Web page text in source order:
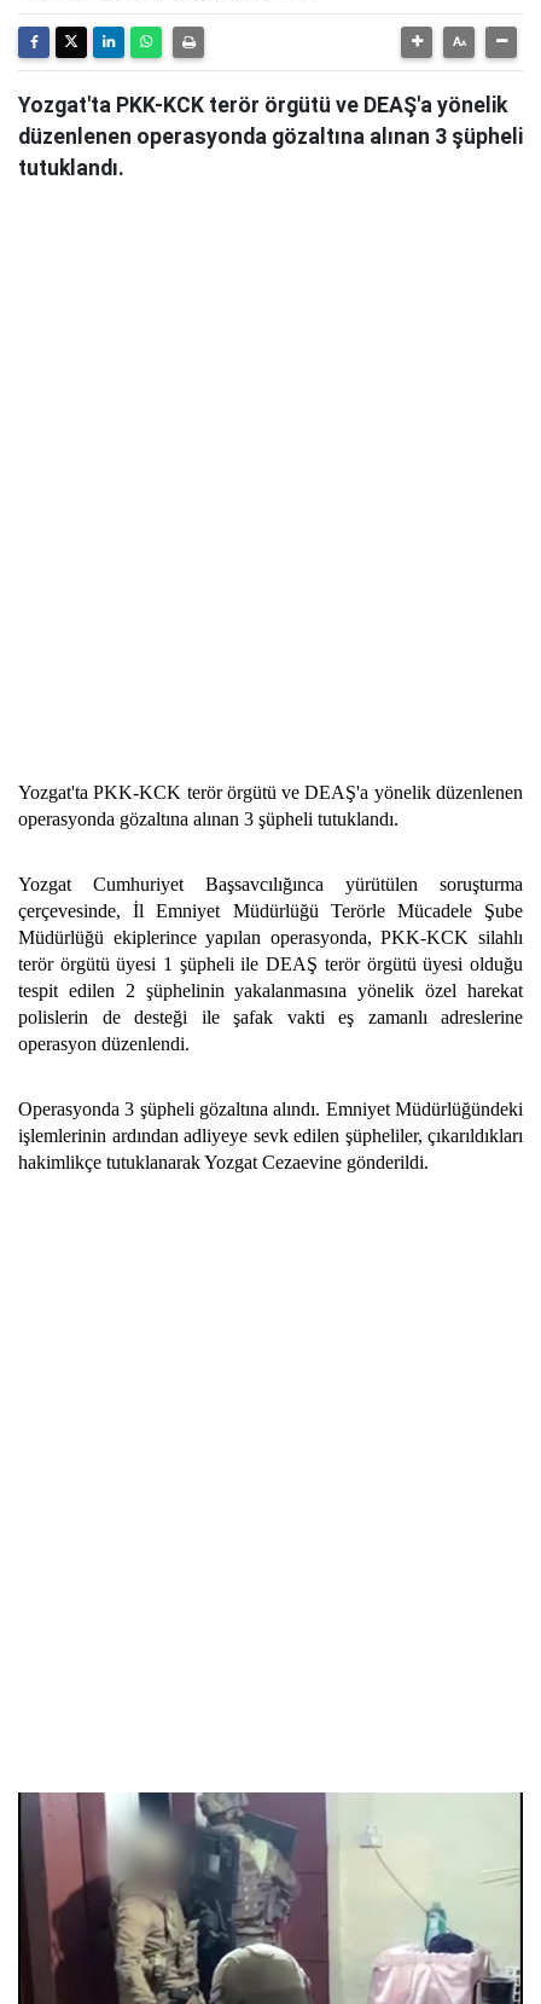
Yozgat'ta PKK-KCK terör örgütü ve DEAŞ'a yönelik
düzenlenen operasyonda gözaltına alınan 3 şüpheli
tutuklandı.
Yozgat'ta PKK-KCK terör örgütü ve DEAŞ'a yönelik düzenlenen
operasyonda gözaltına alınan 3 şüpheli tutuklandı.
Yozgat Cumhuriyet Başsavcılığınca yürütülen soruşturma
çerçevesinde, İl Emniyet Müdürlüğü Terörle Mücadele Şube
Müdürlüğü ekiplerince yapılan operasyonda, PKK-KCK silahlı
terör örgütü üyesi 1 şüpheli ile DEAŞ terör örgütü üyesi olduğu
tespit edilen 2 şüphelinin yakalanmasına yönelik özel harekat
polislerin de desteği ile şafak vakti eş zamanlı adreslerine
operasyon düzenlendi.
Operasyonda 3 şüpheli gözaltına alındı. Emniyet Müdürlüğündeki
işlemlerinin ardından adliyeye sevk edilen şüpheliler, çıkarıldıkları
hakimlikçe tutuklanarak Yozgat Cezaevine gönderildi.